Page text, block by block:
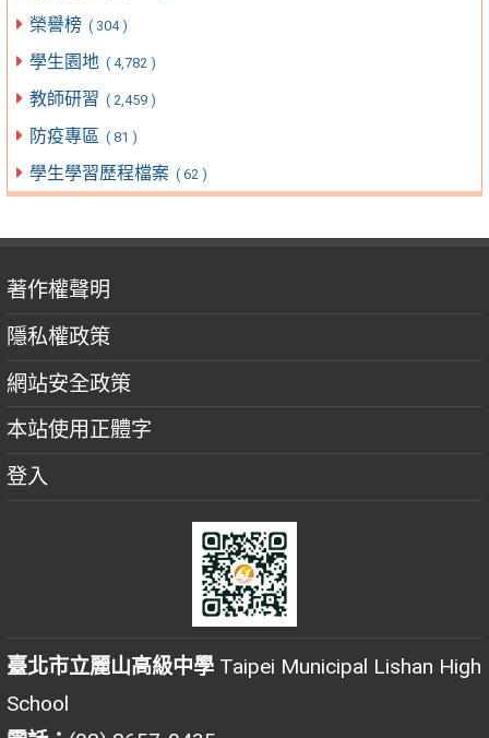
榮譽榜 ( 304 )
學生園地 ( 4,782 )
教師研習 ( 2,459 )
防疫專區 ( 81 )
學生學習歷程檔案 ( 62 )
著作權聲明
隱私權政策
網站安全政策
本站使用正體字
登入
臺北市立麗山高級中學 Taipei Municipal Lishan High
School